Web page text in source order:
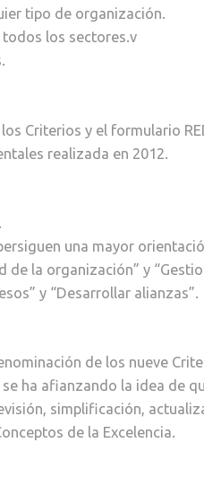
tipo de organización.
los sectores.v
Criterios y el formulario
realizada en 2012.
una mayor
de la organización” y
y “Desarrollar alianzas”.
de los nueve
ha afianzando la idea de
simplificación,
de la Excelencia.